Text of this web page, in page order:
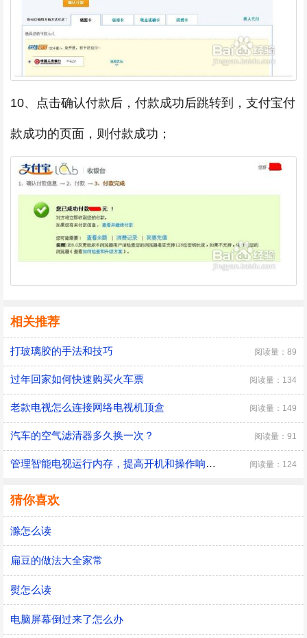
10、点击确认付款后，付款成功后跳转到，支付宝付
款成功的页面，则付款成功；
相关推荐
打玻璃胶的手法和技巧 阅读量：89
过年回家如何快速购买火车票 阅读量：134
老款电视怎么连接网络电视机顶盒 阅读量：149
汽车的空气滤清器多久换一次？ 阅读量：91
管理智能电视运行内存，提高开机和操作响应速度 阅读量：124
猜你喜欢
滁怎么读
扁豆的做法大全家常
熨怎么读
电脑屏幕倒过来了怎么办